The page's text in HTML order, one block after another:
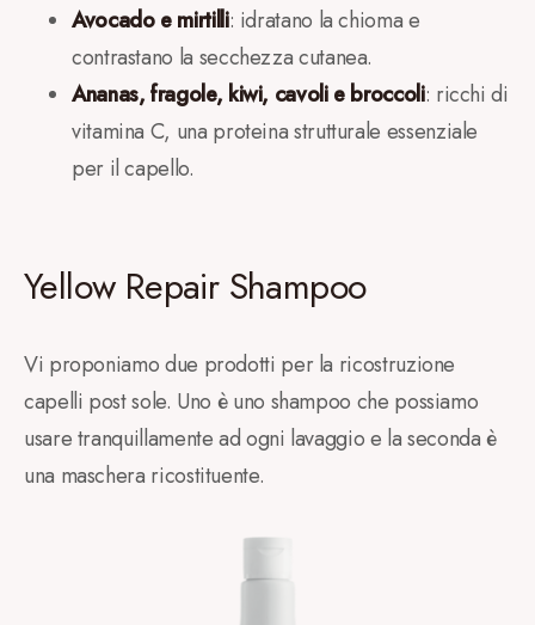
Avocado e mirtilli: idratano la chioma e
contrastano la secchezza cutanea.
Ananas, fragole, kiwi, cavoli e broccoli: ricchi di
vitamina C, una proteina strutturale essenziale
per il capello.
Yellow Repair Shampoo
Vi proponiamo due prodotti per la ricostruzione
capelli post sole. Uno è uno shampoo che possiamo
usare tranquillamente ad ogni lavaggio e la seconda è
una maschera ricostituente.